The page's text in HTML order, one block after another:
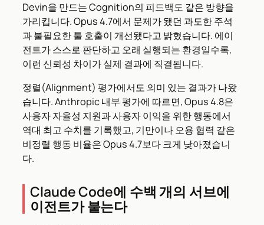
Devin을 만드는 Cognition의 피드백도 같은 방향을
가리킵니다. Opus 4.7에서 문제가 됐던 과도한 주석
과 불필요한 툴 호출이 개선됐다고 밝혔습니다. 에이
전트가 스스로 판단하고 오래 실행되는 환경일수록,
이런 신뢰성 차이가 실제 결과에 직결됩니다.
정렬(Alignment) 평가에서도 의미 있는 결과가 나왔
습니다. Anthropic 내부 평가에 따르면, Opus 4.8은
사용자 자율성 지원과 사용자 이익을 위한 행동에서
역대 최고 수치를 기록했고, 기만이나 오용 협력 같은
비정렬 행동 비율은 Opus 4.7보다 크게 낮아졌습니
다.
Claude Code에 수백 개의 서브에
이전트가 붙는다